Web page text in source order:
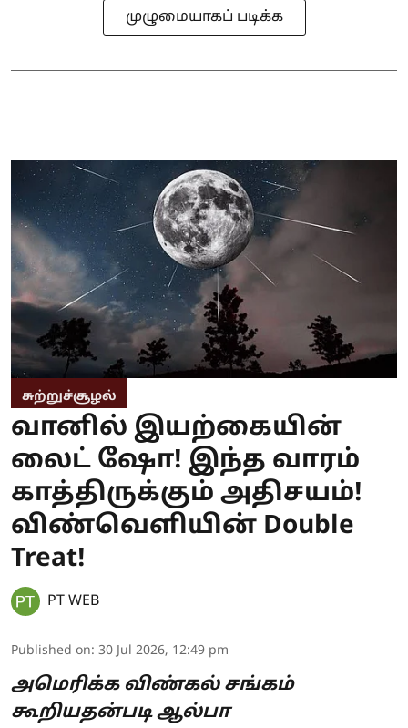
முழுமையாகப் படிக்க
சுற்றுச்சூழல்
வானில் இயற்கையின்
லைட் ஷோ! இந்த வாரம்
காத்திருக்கும் அதிசயம்!
விண்வெளியின் Double
Treat!
PT WEB
Published on: 30 Jul 2026, 12:49 pm
அமெரிக்க விண்கல் சங்கம்
கூறியதன்படி ஆல்பா